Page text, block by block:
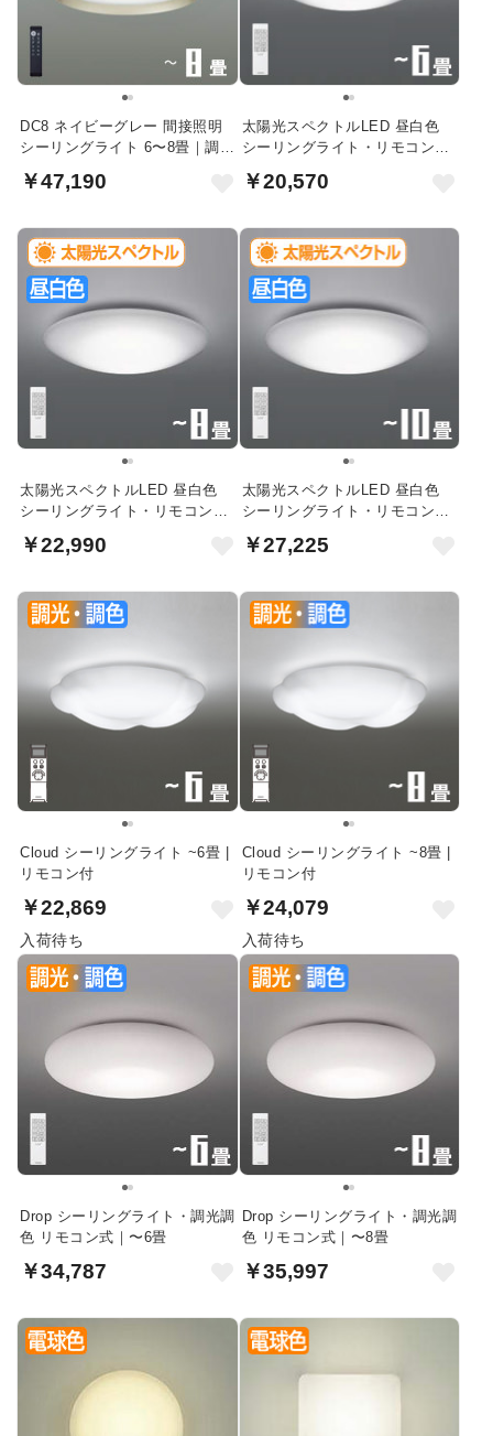
DC8 ネイビーグレー 間接照明
シーリングライト 6〜8畳｜調光
￥47,190
太陽光スペクトルLED 昼白色
シーリングライト・リモコン付
￥20,570
太陽光スペクトルLED 昼白色
シーリングライト・リモコン付
￥22,990
太陽光スペクトルLED 昼白色
シーリングライト・リモコン付
￥27,225
Cloud シーリングライト ~6畳 |
リモコン付
￥22,869
入荷待ち
Cloud シーリングライト ~8畳 |
リモコン付
￥24,079
入荷待ち
Drop シーリングライト・調光調
色 リモコン式｜〜6畳
￥34,787
Drop シーリングライト・調光調
色 リモコン式｜〜8畳
￥35,997